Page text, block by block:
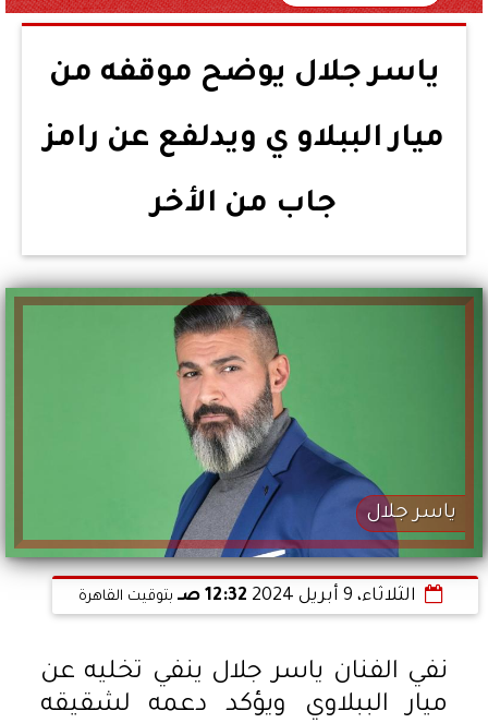
ياسر جلال يوضح موقفه من
ميار الببلاو ي ويدلفع عن رامز
جاب من الأخر
ياسر جلال
الثلاثاء، 9 أبريل 2024 12:32 صـ بتوقيت القاهرة
نفي الفنان ياسر جلال ينفي تخليه عن
ميار الببلاوي ويؤكد دعمه لشقيقه